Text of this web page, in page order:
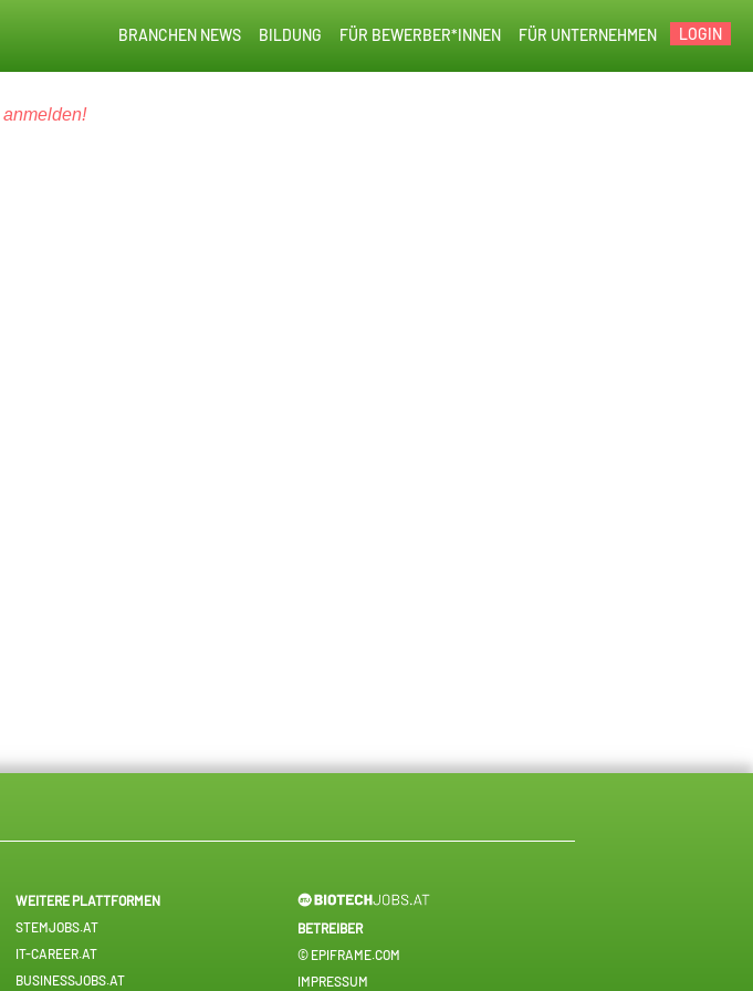
LOGIN
FÜR UNTERNEHMEN
FÜR BEWERBER*INNEN
BILDUNG
BRANCHEN NEWS
anmelden!
WEITERE PLATTFORMEN
STEMJOBS.AT
IT-CAREER.AT
BUSINESSJOBS.AT
BETREIBER
© EPIFRAME.COM
IMPRESSUM